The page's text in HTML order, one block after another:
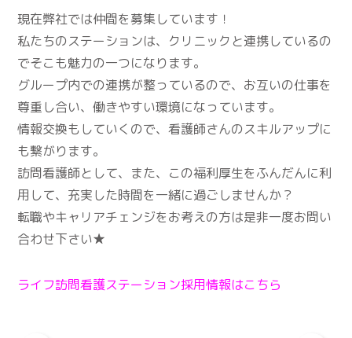
現在弊社では仲間を募集しています！
私たちのステーションは、クリニックと連携しているの
でそこも魅力の一つになります。
グループ内での連携が整っているので、お互いの仕事を
尊重し合い、働きやすい環境になっています。
情報交換もしていくので、看護師さんのスキルアップに
も繋がります。
訪問看護師として、また、この福利厚生をふんだんに利
用して、充実した時間を一緒に過ごしませんか？
転職やキャリアチェンジをお考えの方は是非一度お問い
合わせ下さい★
ライフ訪問看護ステーション採用情報はこちら